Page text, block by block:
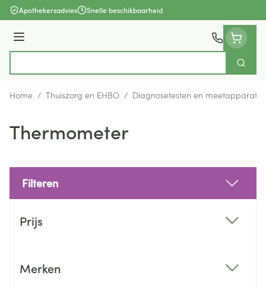
Ga naar de inhoud
Apothekersadvies Snelle beschikbaarheid
Menu
Zoek
Home / Thuiszorg en EHBO / Diagnosetesten en
Thermometer
Filteren
Prijs
Merken